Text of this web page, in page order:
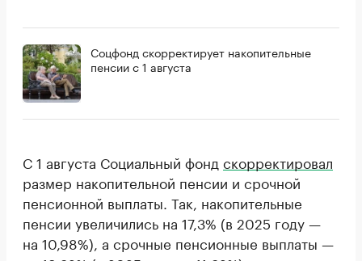
Соцфонд скорректирует накопительные
пенсии с 1 августа
С 1 августа Социальный фонд скорректировал
размер накопительной пенсии и срочной
пенсионной выплаты. Так, накопительные
пенсии увеличились на 17,3% (в 2025 году —
на 10,98%), а срочные пенсионные выплаты —